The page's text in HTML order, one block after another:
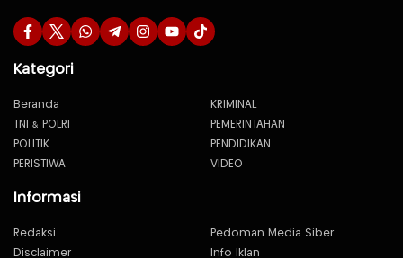
Kategori
Beranda
KRIMINAL
TNI & POLRI
PEMERINTAHAN
POLITIK
PENDIDIKAN
PERISTIWA
VIDEO
Informasi
Redaksi
Pedoman Media Siber
Disclaimer
Info Iklan